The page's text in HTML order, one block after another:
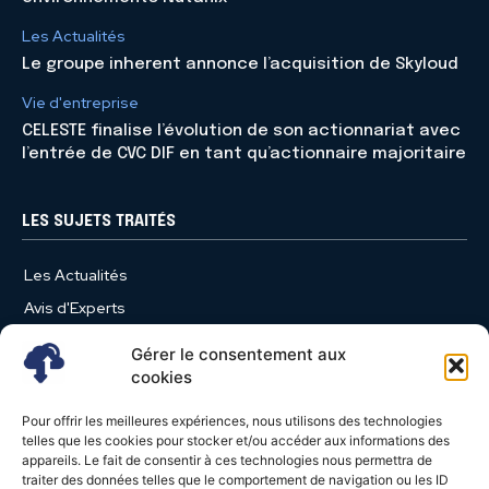
Gérer le consentement aux
cookies
Pour offrir les meilleures expériences, nous utilisons des technologies
telles que les cookies pour stocker et/ou accéder aux informations des
appareils. Le fait de consentir à ces technologies nous permettra de
traiter des données telles que le comportement de navigation ou les ID
Les Actualités
Le groupe inherent annonce l’acquisition de Skyloud
Vie d'entreprise
CELESTE finalise l’évolution de son actionnariat avec
l’entrée de CVC DIF en tant qu’actionnaire majoritaire
LES SUJETS TRAITÉS
Les Actualités
Avis d'Experts
Produits et Services
Vie d'entreprise
Nominations
Études